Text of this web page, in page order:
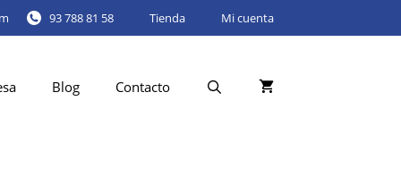
93 788 81 58 Tienda Mi cuenta
Blog Contacto